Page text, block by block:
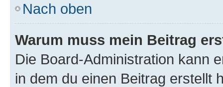
Nach oben
Warum muss mein Beitrag
Die Board-Administration kann
in dem du einen Beitrag erstellt